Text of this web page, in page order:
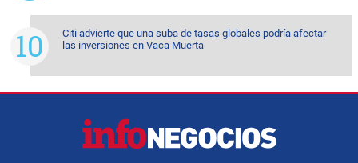
Citi advierte que una suba de tasas globales podría afectar
las inversiones en Vaca Muerta